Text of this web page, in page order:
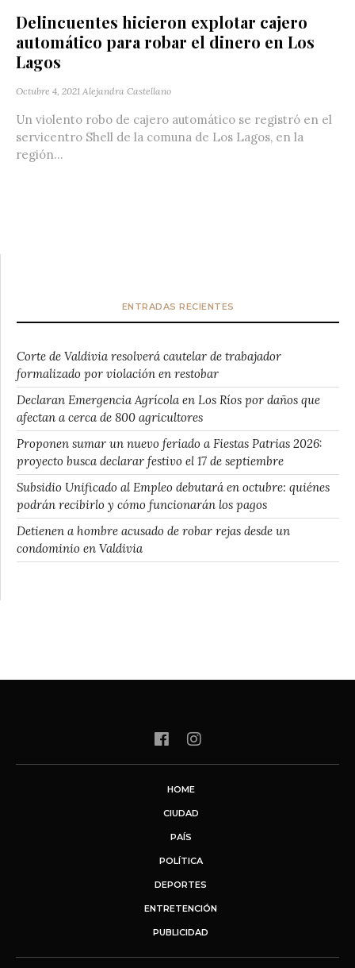
Delincuentes hicieron explotar cajero
automático para robar el dinero en Los
Lagos
Octubre 4, 2021 Alejandra Castellano
Un violento robo de cajero automático se registró en el
servicentro Shell de la comuna de Los Lagos, en la
región...
ENTRADAS RECIENTES
Corte de Valdivia resolverá cautelar de trabajador
formalizado por violación en restobar
Declaran Emergencia Agrícola en Los Ríos por daños que
afectan a cerca de 800 agricultores
Proponen sumar un nuevo feriado a Fiestas Patrias 2026:
proyecto busca declarar festivo el 17 de septiembre
Subsidio Unificado al Empleo debutará en octubre: quiénes
podrán recibirlo y cómo funcionarán los pagos
Detienen a hombre acusado de robar rejas desde un
condominio en Valdivia
HOME
CIUDAD
PAÍS
POLÍTICA
DEPORTES
ENTRETENCIÓN
PUBLICIDAD